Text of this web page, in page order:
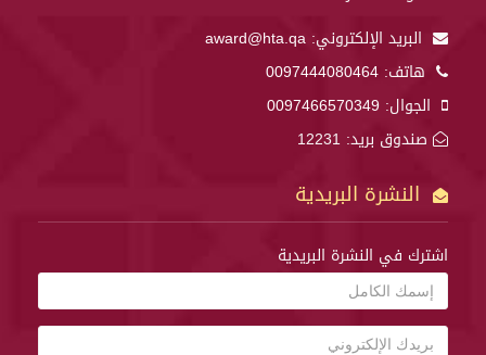
البريد الإلكتروني: award@hta.qa
هاتف: 0097444080464
الجوال: 0097466570349
صندوق بريد: 12231
النشرة البريدية
اشترك في النشرة البريدية